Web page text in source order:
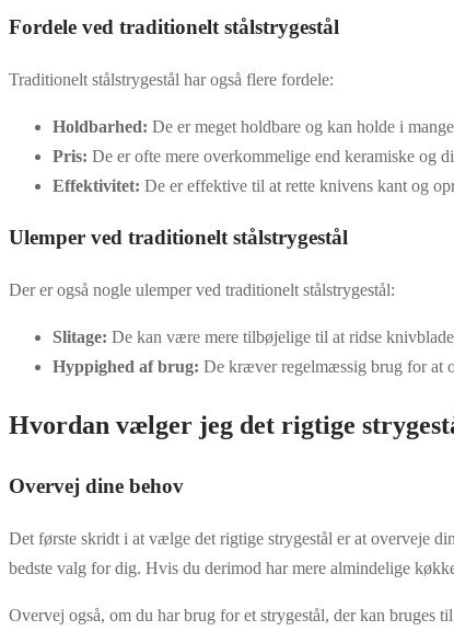
Fordele ved traditionelt stålstrygestål
Traditionelt stålstrygestål har også flere fordele:
Holdbarhed: De er meget holdbare og kan holde i
Pris: De er ofte mere overkommelige end keramiske og
Effektivitet: De er effektive til at rette knivens kant og
Ulemper ved traditionelt stålstrygestål
Der er også nogle ulemper ved traditionelt stålstrygestål:
Slitage: De kan være mere tilbøjelige til at ridse
Hyppighed af brug: De kræver regelmæssig brug for at
Hvordan vælger jeg det rigtige
Overvej dine behov
Det første skridt i at vælge det rigtige strygestål er at overveje
bedste valg for dig. Hvis du derimod har mere almindelige
Overvej også, om du har brug for et strygestål, der kan